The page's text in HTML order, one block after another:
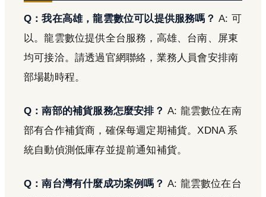
Q：我在高雄，龍雲數位可以提供服務嗎？ A: 可
以。龍雲數位提供全台服務，高雄、台南、屏東
均可接洽。請透過官網聯絡，業務人員會安排南
部場勘時程。
Q：南部的補貨服務怎麼安排？ A: 龍雲數位在南
部有合作補貨商，確保每週定期補貨。XDNA 系
統自動偵測低庫存並提前通知補貨。
Q：南台灣有什麼成功案例嗎？ A: 龍雲數位在台